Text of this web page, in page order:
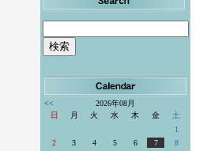
<<
2026年08月
日
月 火 水 木 金
土
1
2
3 4 5 6 7
8